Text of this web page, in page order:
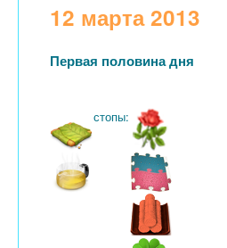
12 марта 2013
Первая половина дня
стопы: